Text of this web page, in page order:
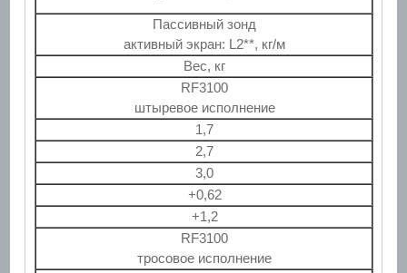
Пассивный зонд
активный экран: L2**, кг/м
Вес, кг
RF3100
штыревое исполнение
1,7
2,7
3,0
+0,62
+1,2
RF3100
тросовое исполнение